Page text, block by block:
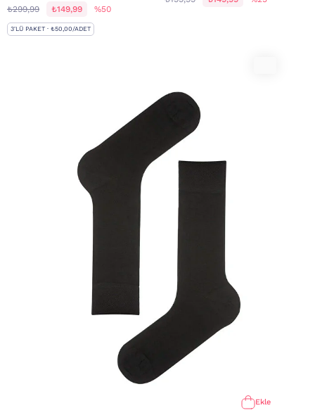
₺299,99 ₺149,99 %50
3'LÜ PAKET · ₺50,00/ADET
Ekle